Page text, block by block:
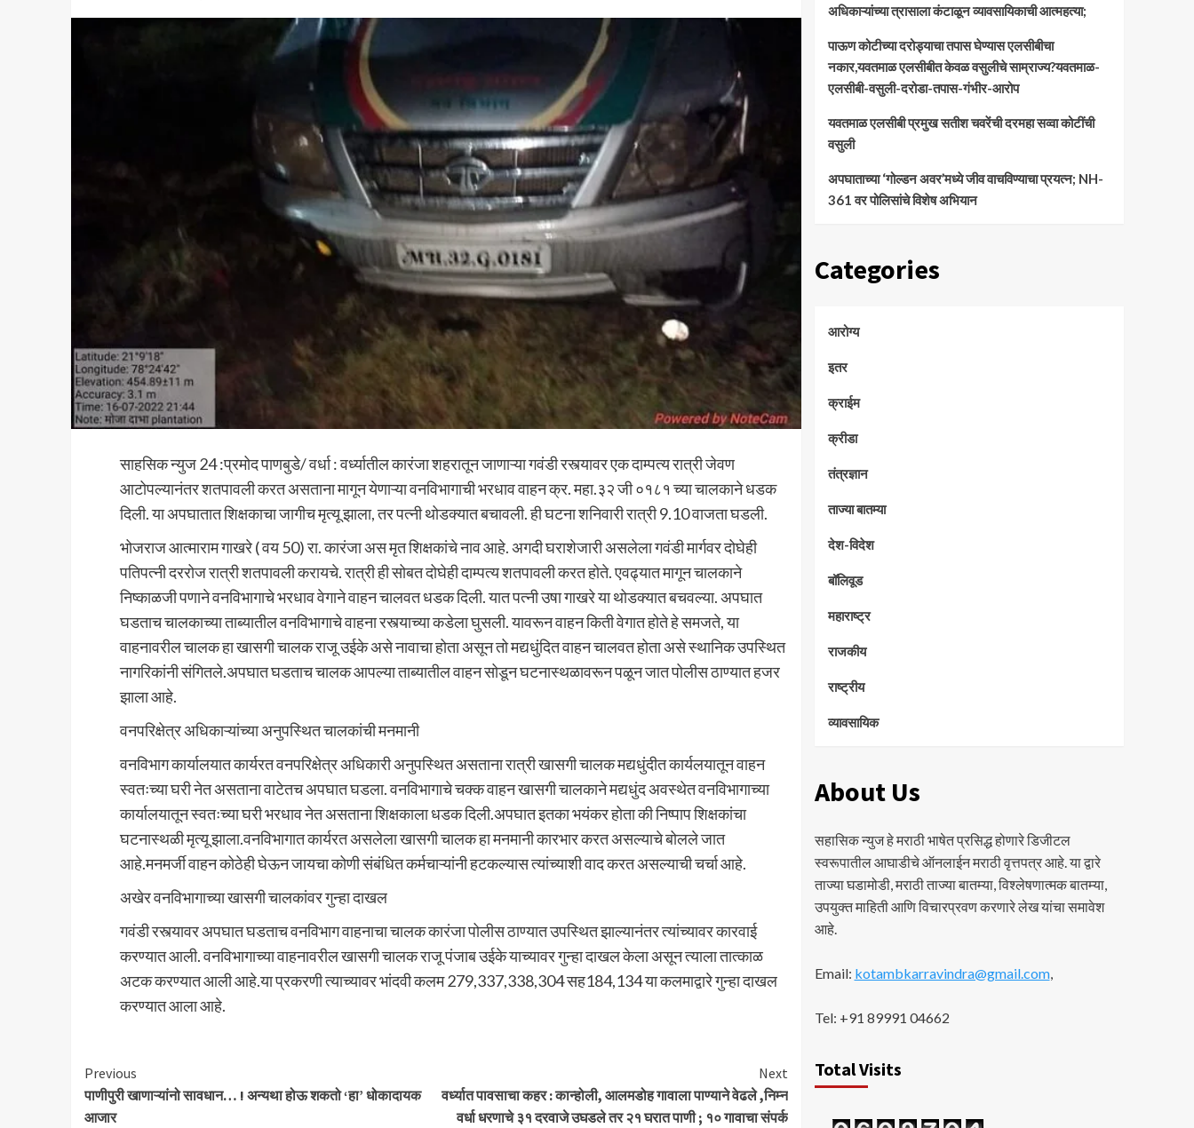
साहसिक न्युज 24 :प्रमोद पाणबुडे/ वर्धा : वर्ध्यातील कारंजा शहरातून जाणाऱ्या गवंडी रस्त्यावर एक दाम्पत्य रात्री जेवण
आटोपल्यानंतर शतपावली करत असताना मागून येणाऱ्या वनविभागाची भरधाव वाहन क्र. महा.३२ जी ०१८१ च्या चालकाने धडक
दिली. या अपघातात शिक्षकाचा जागीच मृत्यू झाला, तर पत्नी थोडक्यात बचावली. ही घटना शनिवारी रात्री 9.10 वाजता घडली.
भोजराज आत्माराम गाखरे ( वय 50) रा. कारंजा अस मृत शिक्षकांचे नाव आहे. अगदी घराशेजारी असलेला गवंडी मार्गवर दोघेही
पतिपत्नी दररोज रात्री शतपावली करायचे. रात्री ही सोबत दोघेही दाम्पत्य शतपावली करत होते. एवढ्यात मागून चालकाने
निष्काळजी पणाने वनविभागाचे भरधाव वेगाने वाहन चालवत धडक दिली. यात पत्नी उषा गाखरे या थोडक्यात बचवल्या. अपघात
घडताच चालकाच्या ताब्यातील वनविभागाचे वाहना रस्त्याच्या कडेला घुसली. यावरून वाहन किती वेगात होते हे समजते, या
वाहनावरील चालक हा खासगी चालक राजू उईके असे नावाचा होता असून तो मद्यधुंदित वाहन चालवत होता असे स्थानिक उपस्थित
नागरिकांनी संगितले.अपघात घडताच चालक आपल्या ताब्यातील वाहन सोडून घटनास्थळावरून पळून जात पोलीस ठाण्यात हजर
झाला आहे.
वनपरिक्षेत्र अधिकाऱ्यांच्या अनुपस्थित चालकांची मनमानी
वनविभाग कार्यालयात कार्यरत वनपरिक्षेत्र अधिकारी अनुपस्थित असताना रात्री खासगी चालक मद्यधुंदीत कार्यलयातून वाहन
स्वतःच्या घरी नेत असताना वाटेतच अपघात घडला. वनविभागाचे चक्क वाहन खासगी चालकाने मद्यधुंद अवस्थेत वनविभागाच्या
कार्यालयातून स्वतःच्या घरी भरधाव नेत असताना शिक्षकाला धडक दिली.अपघात इतका भयंकर होता की निष्पाप शिक्षकांचा
घटनास्थळी मृत्यू झाला.वनविभागात कार्यरत असलेला खासगी चालक हा मनमानी कारभार करत असल्याचे बोलले जात
आहे.मनमर्जी वाहन कोठेही घेऊन जायचा कोणी संबंधित कर्मचाऱ्यांनी हटकल्यास त्यांच्याशी वाद करत असल्याची चर्चा आहे.
अखेर वनविभागाच्या खासगी चालकांवर गुन्हा दाखल
गवंडी रस्त्यावर अपघात घडताच वनविभाग वाहनाचा चालक कारंजा पोलीस ठाण्यात उपस्थित झाल्यानंतर त्यांच्यावर कारवाई
करण्यात आली. वनविभागाच्या वाहनावरील खासगी चालक राजू पंजाब उईके याच्यावर गुन्हा दाखल केला असून त्याला तात्काळ
अटक करण्यात आली आहे.या प्रकरणी त्याच्यावर भांदवी कलम 279,337,338,304 सह184,134 या कलमाद्वारे गुन्हा दाखल
करण्यात आला आहे.
Continue
Reading
Previous
पाणीपुरी खाणाऱ्यांनो सावधान… ! अन्यथा होऊ शकतो ‘हा’ धोकादायक
आजार
Next
वर्ध्यात पावसाचा कहर : कान्होली, आलमडोह गावाला पाण्याने वेढले ,निम्न
वर्धा धरणाचे ३१ दरवाजे उघडले तर २१ घरात पाणी ; १० गावाचा संपर्क
अधिकाऱ्यांच्या त्रासाला कंटाळून व्यावसायिकाची आत्महत्या;
पाऊण कोटीच्या दरोड्याचा तपास घेण्यास एलसीबीचा
नकार,यवतमाळ एलसीबीत केवळ वसुलीचे साम्राज्य?यवतमाळ-
एलसीबी-वसुली-दरोडा-तपास-गंभीर-आरोप
यवतमाळ एलसीबी प्रमुख सतीश चवरेंची दरमहा सव्वा कोटींची
वसुली
अपघाताच्या ‘गोल्डन अवर’मध्ये जीव वाचविण्याचा प्रयत्न; NH-
361 वर पोलिसांचे विशेष अभियान
Categories
आरोग्य
इतर
क्राईम
क्रीडा
तंत्रज्ञान
ताज्या बातम्या
देश-विदेश
बॉलिवूड
महाराष्ट्र
राजकीय
राष्ट्रीय
व्यावसायिक
About Us
सहासिक न्युज हे मराठी भाषेत प्रसिद्ध होणारे डिजीटल
स्वरूपातील आघाडीचे ऑनलाईन मराठी वृत्तपत्र आहे. या द्वारे
ताज्या घडामोडी, मराठी ताज्या बातम्या, विश्लेषणात्मक बातम्या,
उपयुक्त माहिती आणि विचारप्रवण करणारे लेख यांचा समावेश
आहे.
Email: kotambkarravindra@gmail.com,
Tel: +91 89991 04662
Total Visits